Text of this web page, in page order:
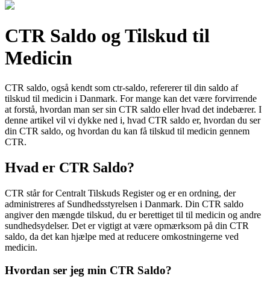
CTR Saldo og Tilskud til
Medicin
CTR saldo, også kendt som ctr-saldo, refererer til din saldo af
tilskud til medicin i Danmark. For mange kan det være forvirrende
at forstå, hvordan man ser sin CTR saldo eller hvad det indebærer. I
denne artikel vil vi dykke ned i, hvad CTR saldo er, hvordan du ser
din CTR saldo, og hvordan du kan få tilskud til medicin gennem
CTR.
Hvad er CTR Saldo?
CTR står for Centralt Tilskuds Register og er en ordning, der
administreres af Sundhedsstyrelsen i Danmark. Din CTR saldo
angiver den mængde tilskud, du er berettiget til til medicin og andre
sundhedsydelser. Det er vigtigt at være opmærksom på din CTR
saldo, da det kan hjælpe med at reducere omkostningerne ved
medicin.
Hvordan ser jeg min CTR Saldo?